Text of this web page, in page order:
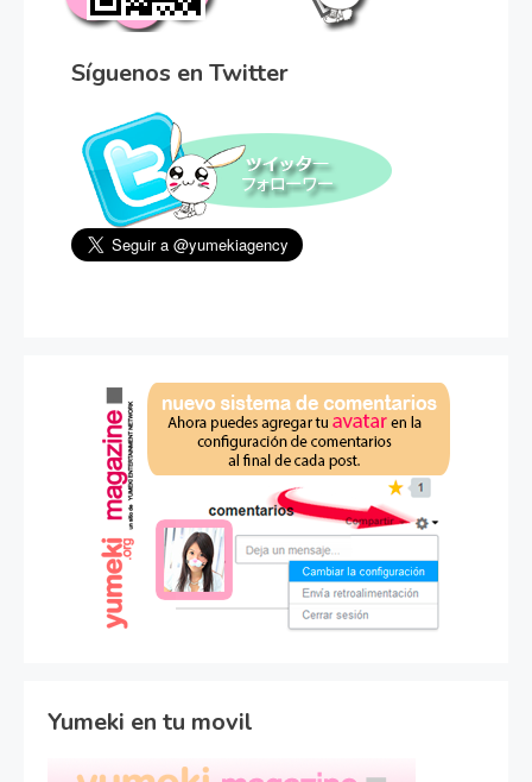
Síguenos en Twitter
Yumeki en tu movil